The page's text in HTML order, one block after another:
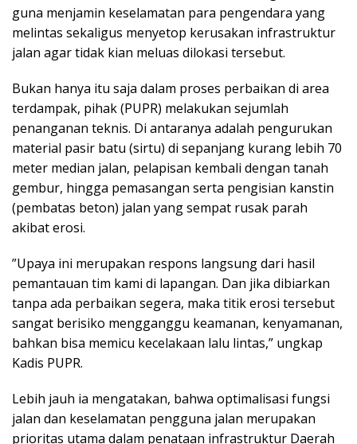
guna menjamin keselamatan para pengendara yang
melintas sekaligus menyetop kerusakan infrastruktur
jalan agar tidak kian meluas dilokasi tersebut.
Bukan hanya itu saja ​dalam proses perbaikan di area
terdampak, pihak (PUPR) melakukan sejumlah
penanganan teknis. Di antaranya adalah pengurukan
material pasir batu (sirtu) di sepanjang kurang lebih 70
meter median jalan, pelapisan kembali dengan tanah
gembur, hingga pemasangan serta pengisian kanstin
(pembatas beton) jalan yang sempat rusak parah
akibat erosi.
​”Upaya ini merupakan respons langsung dari hasil
pemantauan tim kami di lapangan. Dan jika dibiarkan
tanpa ada perbaikan segera, maka titik erosi tersebut
sangat berisiko mengganggu keamanan, kenyamanan,
bahkan bisa memicu kecelakaan lalu lintas,” ungkap
Kadis PUPR.
​Lebih jauh ia mengatakan, bahwa optimalisasi fungsi
jalan dan keselamatan pengguna jalan merupakan
prioritas utama dalam penataan infrastruktur Daerah